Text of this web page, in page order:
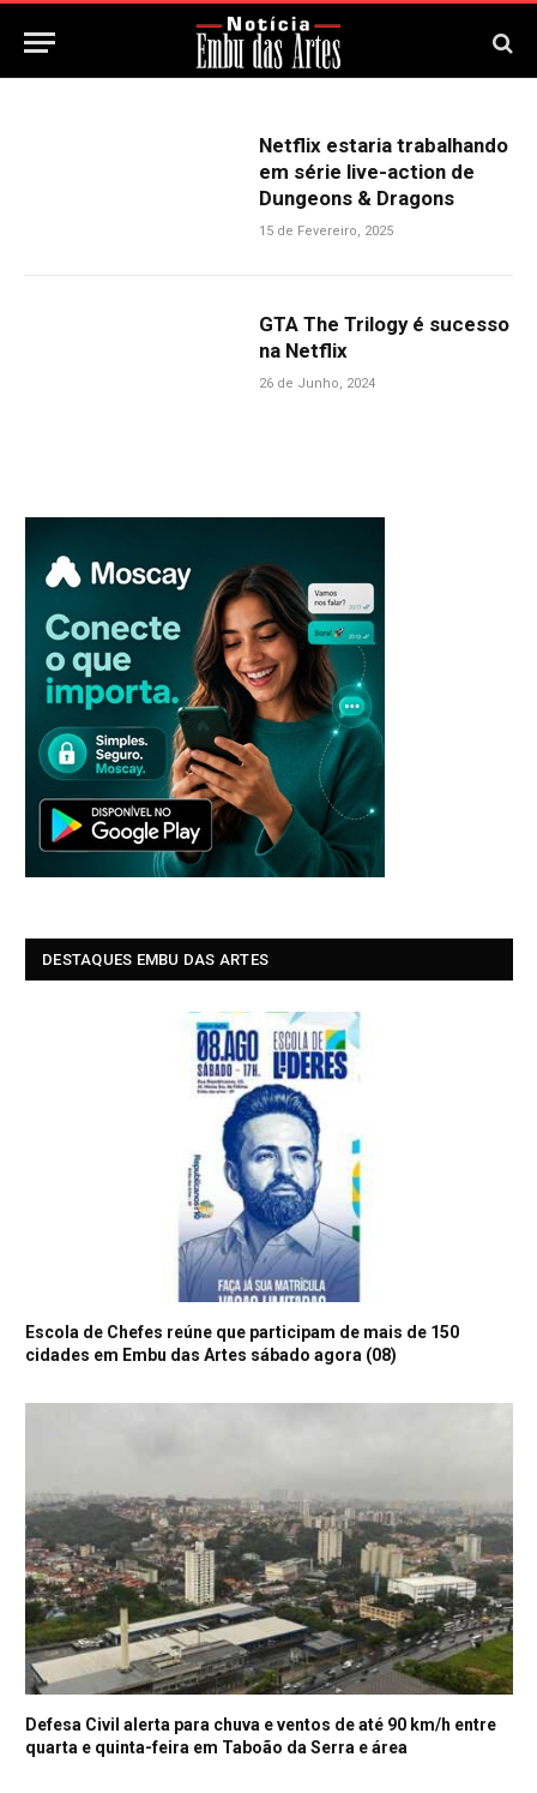
Netflix estaria trabalhando
em série live-action de
Dungeons & Dragons
15 de Fevereiro, 2025
GTA The Trilogy é sucesso
na Netflix
26 de Junho, 2024
DESTAQUES EMBU DAS ARTES
Escola de Chefes reúne que participam de mais de 150
cidades em Embu das Artes sábado agora (08)
Defesa Civil alerta para chuva e ventos de até 90 km/h entre
quarta e quinta-feira em Taboão da Serra e área